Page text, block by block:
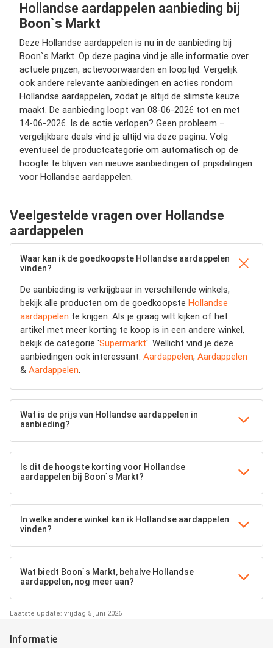
Hollandse aardappelen aanbieding bij
Boon`s Markt
Deze Hollandse aardappelen is nu in de aanbieding bij
Boon`s Markt. Op deze pagina vind je alle informatie over
actuele prijzen, actievoorwaarden en looptijd. Vergelijk
ook andere relevante aanbiedingen en acties rondom
Hollandse aardappelen, zodat je altijd de slimste keuze
maakt. De aanbieding loopt van 08-06-2026 tot en met
14-06-2026. Is de actie verlopen? Geen probleem –
vergelijkbare deals vind je altijd via deze pagina. Volg
eventueel de productcategorie om automatisch op de
hoogte te blijven van nieuwe aanbiedingen of prijsdalingen
voor Hollandse aardappelen.
Veelgestelde vragen over Hollandse
aardappelen
Waar kan ik de goedkoopste Hollandse aardappelen
vinden?
De aanbieding is verkrijgbaar in verschillende winkels,
bekijk alle producten om de goedkoopste Hollandse
aardappelen te krijgen. Als je graag wilt kijken of het
artikel met meer korting te koop is in een andere winkel,
bekijk de categorie 'Supermarkt'. Wellicht vind je deze
aanbiedingen ook interessant: Aardappelen, Aardappelen
& Aardappelen.
Wat is de prijs van Hollandse aardappelen in
aanbieding?
Is dit de hoogste korting voor Hollandse
aardappelen bij Boon`s Markt?
In welke andere winkel kan ik Hollandse aardappelen
vinden?
Wat biedt Boon`s Markt, behalve Hollandse
aardappelen, nog meer aan?
Laatste update: vrijdag 5 juni 2026
Informatie